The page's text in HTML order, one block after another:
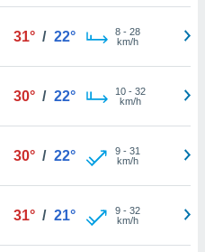
31° / 22° 8- 28
km/h
30° / 22° 10- 32
km/h
30° / 22° 9- 31
km/h
31° / 21° 9- 32
km/h